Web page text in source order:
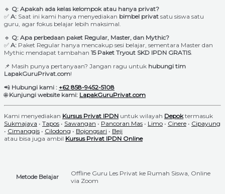
🔹 Q: Apakah ada kelas kelompok atau hanya privat?
✅ A: Saat ini kami hanya menyediakan bimbel privat satu siswa satu
guru, agar fokus belajar lebih maksimal.
🔹 Q: Apa perbedaan paket Regular, Master, dan Mythic?
✅ A: Paket Regular hanya mencakup sesi belajar, sementara Master dan
Mythic mendapat tambahan 15 Paket Tryout SKD IPDN GRATIS.
📌 Masih punya pertanyaan? Jangan ragu untuk hubungi tim
LapakGuruPrivat.com!
📲 Hubungi kami : +62 858-9452-5108
🌐Kunjungi website kami: LapakGuruPrivat.com
Kami menyediakan Kursus Privat IPDN untuk wilayah Depoktermasuk
Sukmajaya • Tapos • Sawangan • Pancoran Mas • Limo • Cinere • Cipayung
• Cimanggis • Cilodong • Bojongsari • Beji
atau bisa juga ambil Kursus Privat IPDN Online
Metode Belajar
Offline Guru Les Privat ke Rumah Siswa, Online
via Zoom